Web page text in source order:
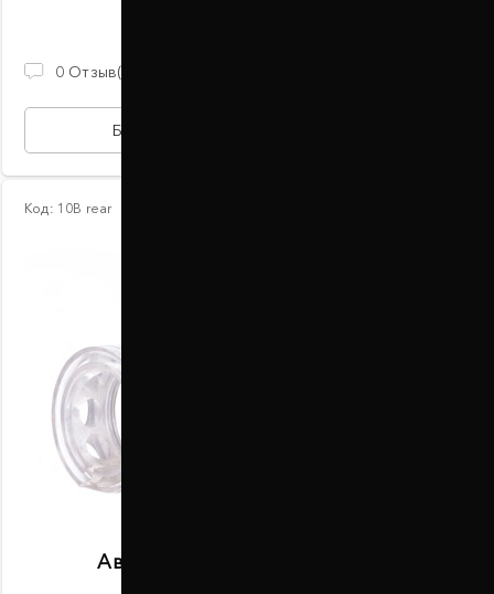
0 Отзыв(ов)
БЫСТРАЯ ПОКУПКА
Код: 10В rear
Автобаферы размер B задние